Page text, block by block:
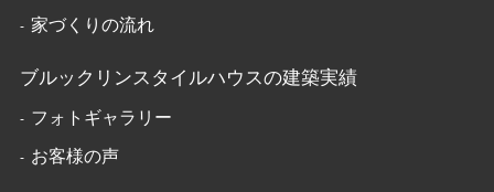
家づくりの流れ
ブルックリンスタイルハウスの建築実績
フォトギャラリー
お客様の声